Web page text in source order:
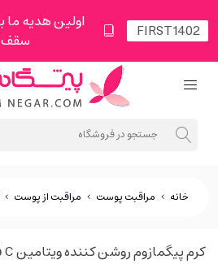
سقف 20 هزار تومان
خانه > مراقبت پوست > مراقبت از پوست >
کرم پیگمازوم روشن کننده ویتامین C فیس دوکس